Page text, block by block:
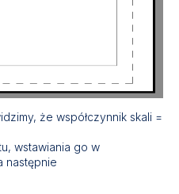
że współczynnik skali =
wstawiania go w
następnie